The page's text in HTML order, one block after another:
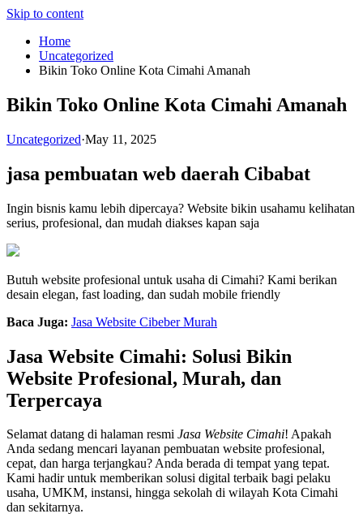
Skip to content
Home
Uncategorized
Bikin Toko Online Kota Cimahi Amanah
Bikin Toko Online Kota Cimahi Amanah
Uncategorized·May 11, 2025
jasa pembuatan web daerah Cibabat
Ingin bisnis kamu lebih dipercaya? Website bikin usahamu kelihatan
serius, profesional, dan mudah diakses kapan saja
Butuh website profesional untuk usaha di Cimahi? Kami berikan
desain elegan, fast loading, dan sudah mobile friendly
Baca Juga: Jasa Website Cibeber Murah
Jasa Website Cimahi: Solusi Bikin
Website Profesional, Murah, dan
Terpercaya
Selamat datang di halaman resmi Jasa Website Cimahi! Apakah
Anda sedang mencari layanan pembuatan website profesional,
cepat, dan harga terjangkau? Anda berada di tempat yang tepat.
Kami hadir untuk memberikan solusi digital terbaik bagi pelaku
usaha, UMKM, instansi, hingga sekolah di wilayah Kota Cimahi
dan sekitarnya.